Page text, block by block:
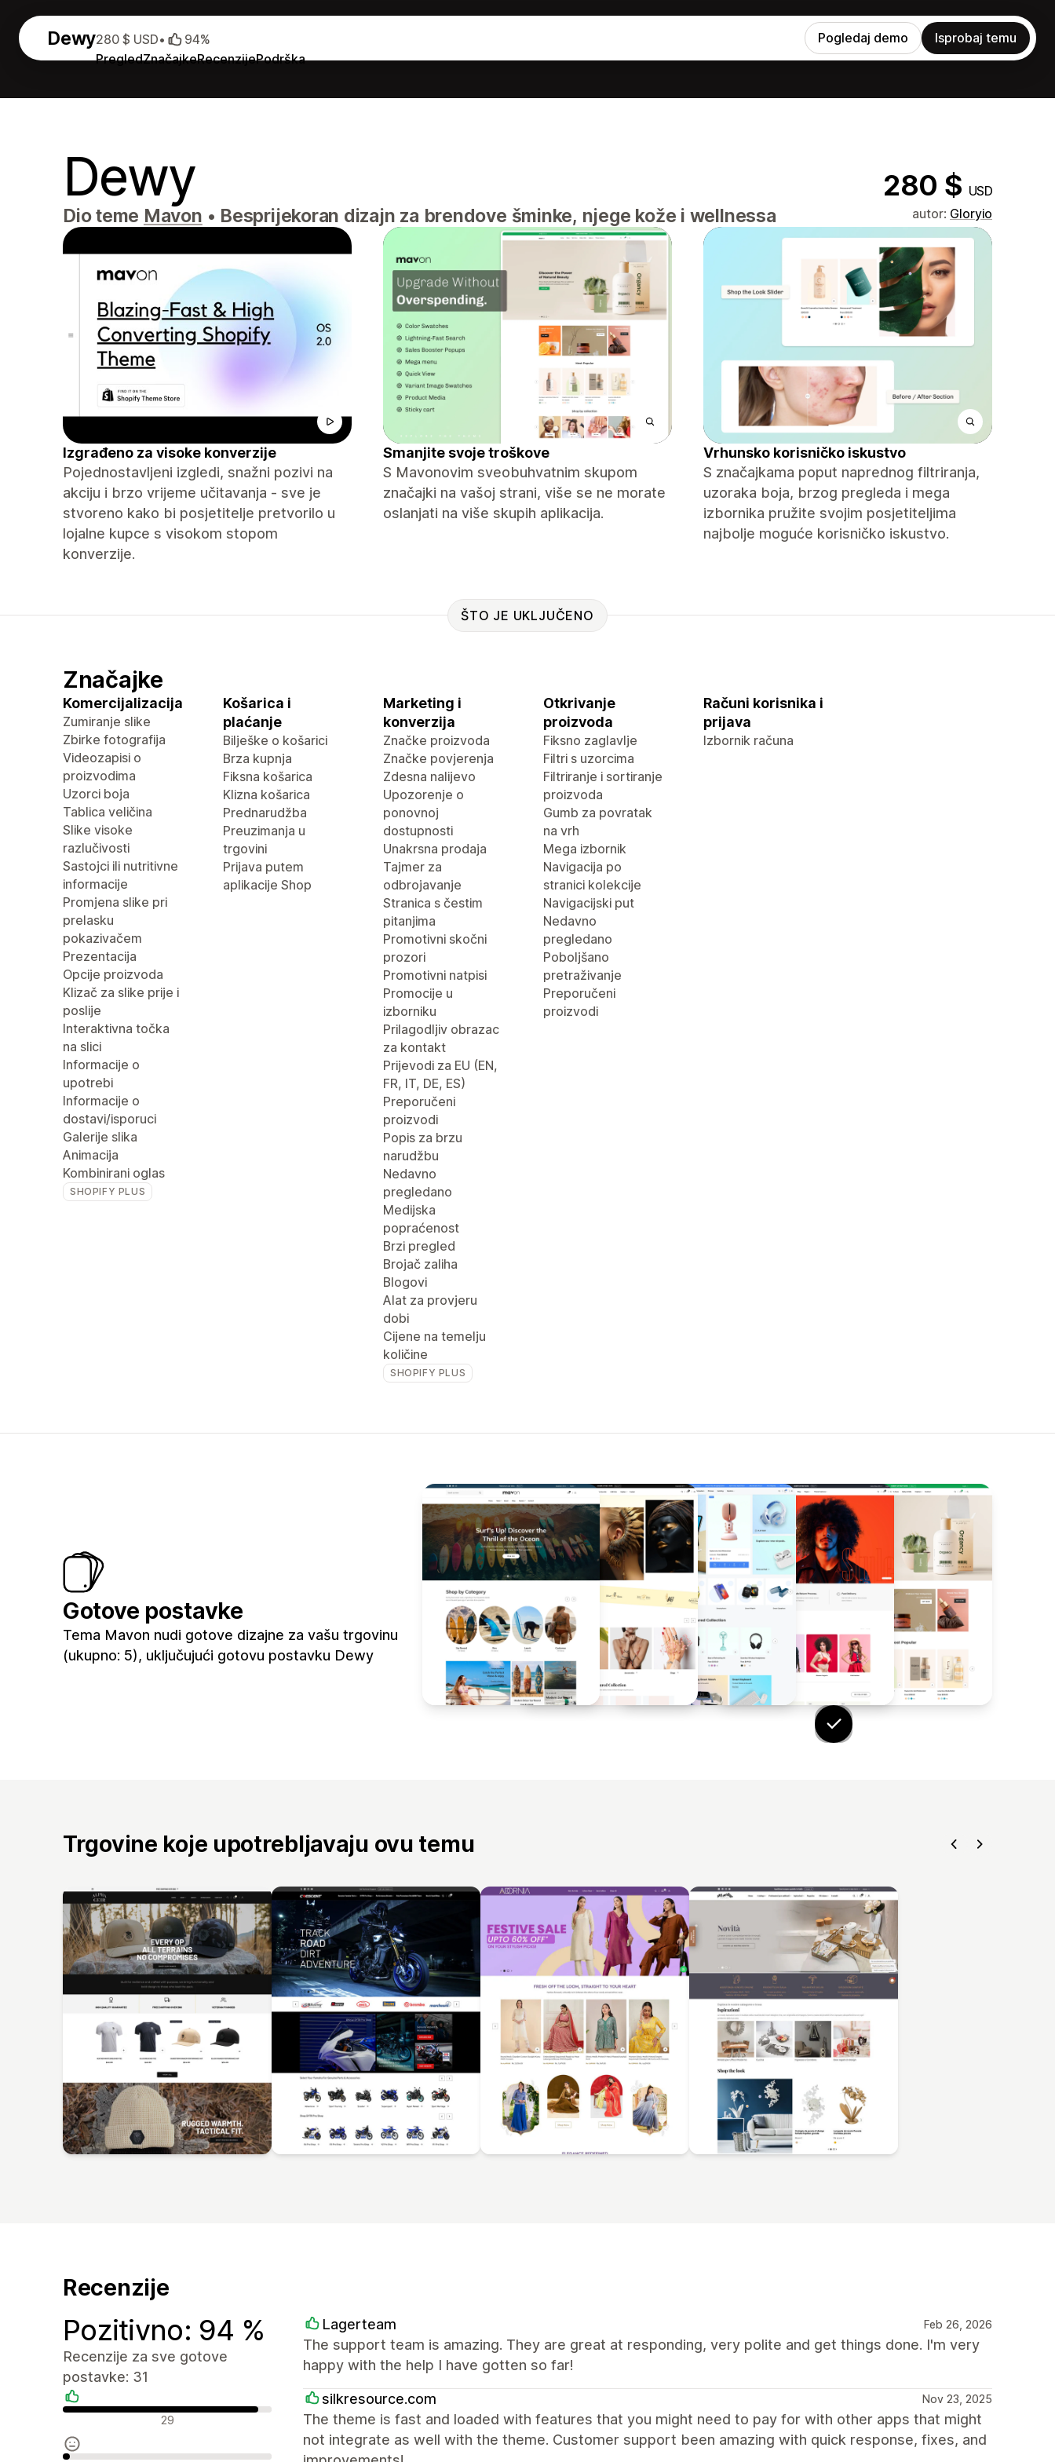
Dewy
PregledZnačajkeRecenzijePodrška
280 $ USD• 94% Pogledaj demo Isprobaj temu
Dewy 280 $ USD
Dio teme Mavon • Besprijekoran dizajn za brendove šminke, njege kože i wellnessa autor: Gloryio
Izgrađeno za visoke konverzije
Pojednostavljeni izgledi, snažni pozivi na
akciju i brzo vrijeme učitavanja - sve je
stvoreno kako bi posjetitelje pretvorilo u
lojalne kupce s visokom stopom
konverzije.
Smanjite svoje troškove
S Mavonovim sveobuhvatnim skupom
značajki na vašoj strani, više se ne morate
oslanjati na više skupih aplikacija.
Vrhunsko korisničko iskustvo
S značajkama poput naprednog filtriranja,
uzoraka boja, brzog pregleda i mega
izbornika pružite svojim posjetiteljima
najbolje moguće korisničko iskustvo.
ŠTO JE UKLJUČENO
Značajke
Komercijalizacija
Zumiranje slike
Zbirke fotografija
Videozapisi o
proizvodima
Uzorci boja
Tablica veličina
Slike visoke
razlučivosti
Sastojci ili nutritivne
informacije
Promjena slike pri
prelasku
pokazivačem
Prezentacija
Opcije proizvoda
Klizač za slike prije i
poslije
Interaktivna točka
na slici
Informacije o
upotrebi
Informacije o
dostavi/isporuci
Galerije slika
Animacija
Kombinirani oglas
SHOPIFY PLUS
Košarica i
plaćanje
Bilješke o košarici
Brza kupnja
Fiksna košarica
Klizna košarica
Prednarudžba
Preuzimanja u
trgovini
Prijava putem
aplikacije Shop
Marketing i
konverzija
Značke proizvoda
Značke povjerenja
Zdesna nalijevo
Upozorenje o
ponovnoj
dostupnosti
Unakrsna prodaja
Tajmer za
odbrojavanje
Stranica s čestim
pitanjima
Promotivni skočni
prozori
Promotivni natpisi
Promocije u
izborniku
Prilagodljiv obrazac
za kontakt
Prijevodi za EU (EN,
FR, IT, DE, ES)
Preporučeni
proizvodi
Popis za brzu
narudžbu
Nedavno
pregledano
Medijska
popraćenost
Brzi pregled
Brojač zaliha
Blogovi
Alat za provjeru
dobi
Cijene na temelju
količine
SHOPIFY PLUS
Otkrivanje
proizvoda
Fiksno zaglavlje
Filtri s uzorcima
Filtriranje i sortiranje
proizvoda
Gumb za povratak
na vrh
Mega izbornik
Navigacija po
stranici kolekcije
Navigacijski put
Nedavno
pregledano
Poboljšano
pretraživanje
Preporučeni
proizvodi
Računi korisnika i
prijava
Izbornik računa
Gotove postavke
Tema Mavon nudi gotove dizajne za vašu trgovinu
(ukupno: 5), uključujući gotovu postavku Dewy
Trgovine koje upotrebljavaju ovu temu
Recenzije
Pozitivno: 94 %
Recenzije za sve gotove
postavke: 31
Pozitivne recenzije
29
Lagerteam Feb 26, 2026
The support team is amazing. They are great at responding, very polite and get things done. I'm very
happy with the help I have gotten so far!
silkresource.com Nov 23, 2025
The theme is fast and loaded with features that you might need to pay for with other apps that might
not integrate as well with the theme. Customer support been amazing with quick response, fixes, and